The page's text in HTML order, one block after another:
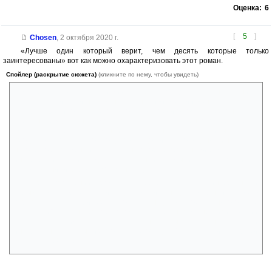
Оценка: 6
[ 5 ]
Chosen, 2 октября 2020 г.
«Лучше один который верит, чем десять которые только
заинтересованы» вот как можно охарактеризовать этот роман.
Спойлер (раскрытие сюжета) (кликните по нему, чтобы увидеть)